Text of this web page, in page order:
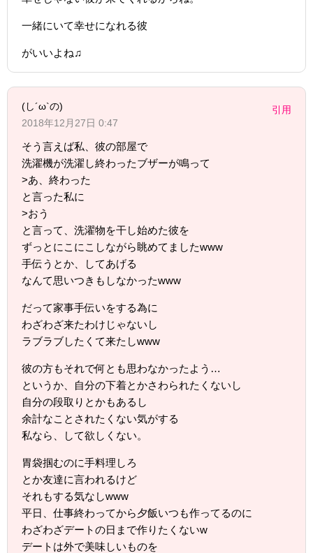
一緒にいて幸せになれる彼
がいいよね♫
(し´ω`の)
2018年12月27日 0:47
引用
そう言えば私、彼の部屋で
洗濯機が洗濯し終わったブザーが鳴って
>あ、終わった
と言った私に
>おう
と言って、洗濯物を干し始めた彼を
ずっとにこにこしながら眺めてましたwww
手伝うとか、してあげる
なんて思いつきもしなかったwww
だって家事手伝いをする為に
わざわざ来たわけじゃないし
ラブラブしたくて来たしwww
彼の方もそれで何とも思わなかったよう…
というか、自分の下着とかさわられたくないし
自分の段取りとかもあるし
余計なことされたくない気がする
私なら、して欲しくない。
胃袋掴むのに手料理しろ
とか友達に言われるけど
それもする気なしwww
平日、仕事終わってから夕飯いつも作ってるのに
わざわざデートの日まで作りたくないw
デートは外で美味しいものを